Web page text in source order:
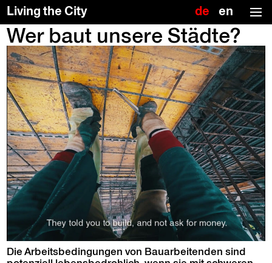
Skip
to
the
content
Living the City Deutsch
(US)
Wer baut unsere Städte?
Die Arbeits­be­din­gun­gen von Bauar­bei­t­en­den sind
To
the
top
↑